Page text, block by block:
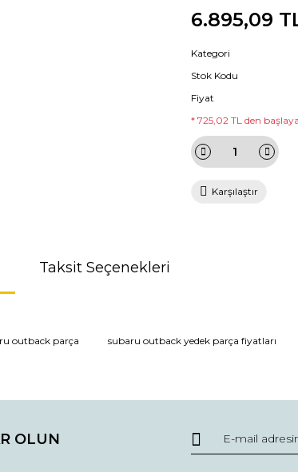
6.895,09
Kategori
Stok Kodu
Fiyat
* 725,02 TL den
Karşılaştır
Taksit Seçenekleri
ve diğer konularda yetersiz gördüğünüz noktaları öneri
outback parça subaru outback yedek parça fiyatları
OLUN